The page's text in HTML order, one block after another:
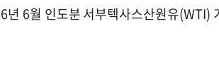
년 6월 인도분 서부텍사스산원유